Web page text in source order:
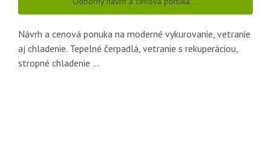
Návrh a cenová ponuka na moderné vykurovanie, vetranie
aj chladenie. Tepelné čerpadlá, vetranie s rekuperáciou,
stropné chladenie ...